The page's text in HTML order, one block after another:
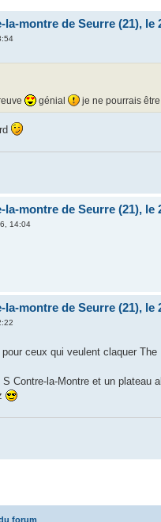
montre de Seurre (21), le
génial je ne pourrais
montre de Seurre (21), le
14:04
montre de Seurre (21), le
pour ceux qui veulent claquer
Contre-la-Montre et un
forum